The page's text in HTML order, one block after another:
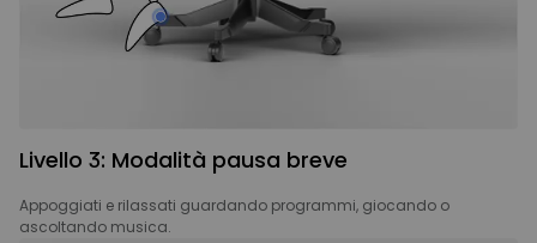
Livello 3: Modalità pausa breve
Appoggiati e rilassati guardando programmi, giocando o
ascoltando musica.